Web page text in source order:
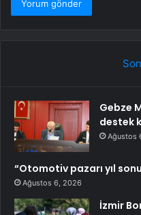
Gebze
destek
Ağustos
“Otomotiv pazarı yıl
Ağustos 6, 2026
İzmir